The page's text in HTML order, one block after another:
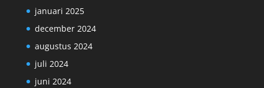
januari 2025
december 2024
augustus 2024
juli 2024
juni 2024